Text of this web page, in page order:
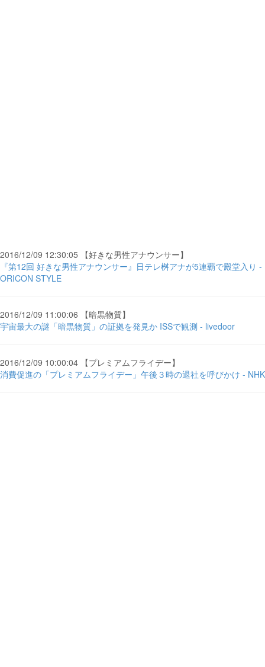
2016/12/09 12:30:05 【好きな男性アナウンサー】
『第12回 好きな男性アナウンサー』日テレ桝アナが5連覇で殿堂入り -
ORICON STYLE
2016/12/09 11:00:06 【暗黒物質】
宇宙最大の謎「暗黒物質」の証拠を発見か ISSで観測 - livedoor
2016/12/09 10:00:04 【プレミアムフライデー】
消費促進の「プレミアムフライデー」午後３時の退社を呼びかけ - NHK